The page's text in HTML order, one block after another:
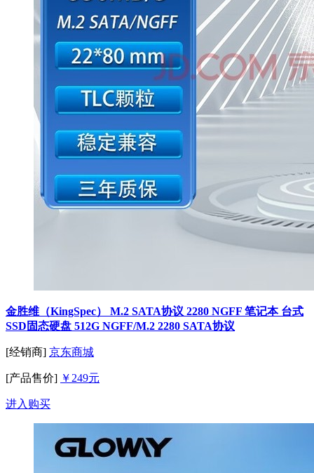
金胜维（KingSpec） M.2 SATA协议 2280 NGFF 笔记本 台式
SSD固态硬盘 512G NGFF/M.2 2280 SATA协议
[经销商] 京东商城
[产品售价] ￥249元
进入购买